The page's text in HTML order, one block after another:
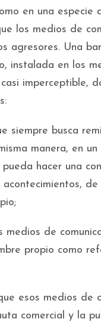
en una especie
los medios de
agresores. Una
instalada en los
casi imperceptible,
siempre busca
manera, en
hacer una
acontecimientos,
medios de
propio como
esos medios de
comercial y la